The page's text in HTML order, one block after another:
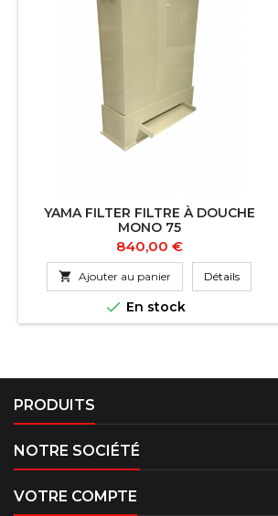
YAMA FILTER FILTRE À DOUCHE
MONO 75
Prix
840,00 €
 Ajouter au panier Détails
 En stock
PRODUITS
NOTRE SOCIÉTÉ
VOTRE COMPTE